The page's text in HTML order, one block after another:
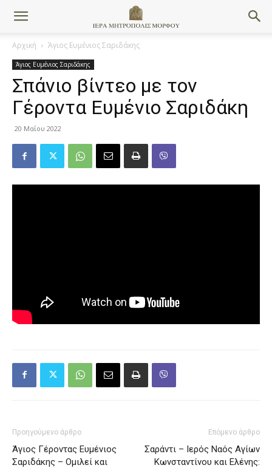
Αρχική Άγιος Ευμένιος Σαριδάκης
Άγιος Ευμένιος Σαριδάκης
Σπάνιο βίντεο με τον
Γέροντα Ευμένιο Σαριδάκη
20 Μαΐου 2022
Προηγούμενο άρθρο
Άγιος Γέροντας Ευμένιος
Σαριδάκης – Ομιλεί και
Επόμενο άρθρο
Σαράντι – Ιερός Ναός Αγίων
Κωνσταντίνου και Ελένης: